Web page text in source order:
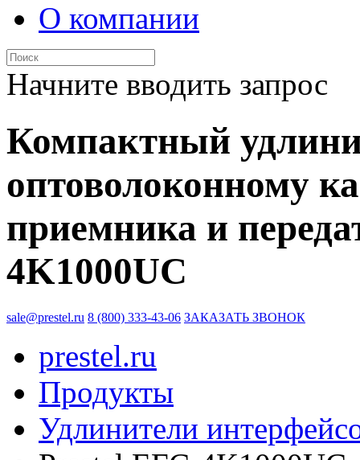
О компании
Начните вводить запрос
Компактный
оптоволоконному
приемника и
4K1000UC
sale@prestel.ru 8 (800) 333-43-06 ЗАКАЗАТЬ ЗВОНОК
prestel.ru
Продукты
Удлинители